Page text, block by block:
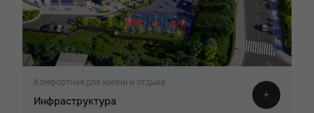
Комфортная для жизни и отдыха
Инфраструктура